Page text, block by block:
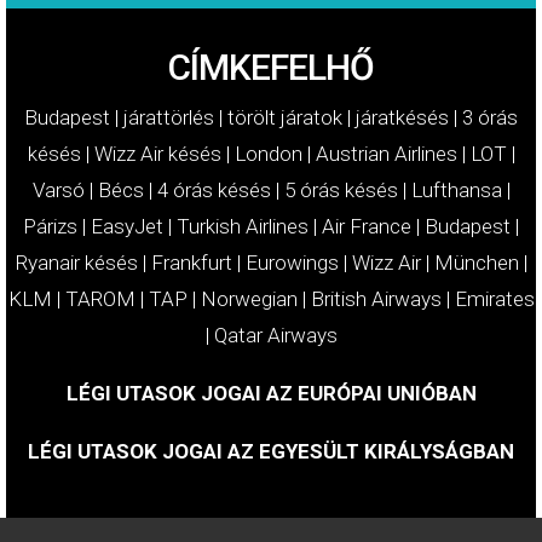
CÍMKEFELHŐ
Budapest | járattörlés | törölt járatok | járatkésés | 3 órás
késés | Wizz Air késés | London | Austrian Airlines | LOT|
Varsó | Bécs | 4 órás késés | 5 órás késés | Lufthansa |
Párizs | EasyJet | Turkish Airlines | Air France | Budapest |
Ryanair késés | Frankfurt | Eurowings | Wizz Air| München |
KLM | TAROM | TAP | Norwegian | British Airways | Emirates
| Qatar Airways
LÉGI UTASOK JOGAI AZ EURÓPAI UNIÓBAN
LÉGI UTASOK JOGAI AZ EGYESÜLT KIRÁLYSÁGBAN